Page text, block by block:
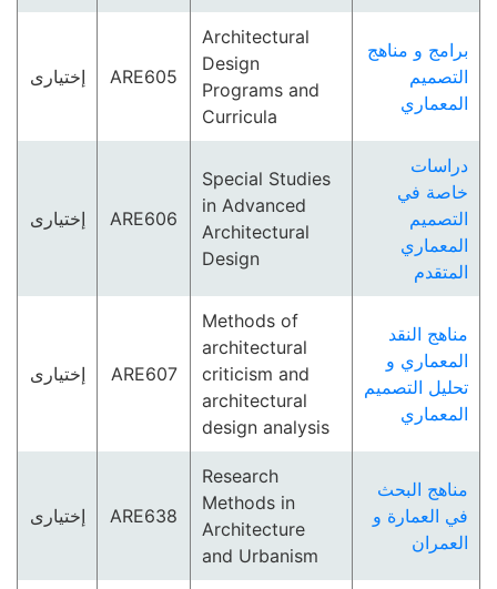
برامج و مناهج
التصميم
المعماري
Architectural
Design
Programs and
Curricula
ARE605 إختيارى
دراسات
خاصة في
التصميم
المعماري
المتقدم
Special Studies
in Advanced
Architectural
Design
ARE606 إختيارى
مناهج النقد
المعماري و
تحليل التصميم
المعماري
Methods of
architectural
criticism and
architectural
design analysis
ARE607 إختيارى
مناهج البحث
في العمارة و
العمران
Research
Methods in
Architecture
and Urbanism
ARE638 إختيارى